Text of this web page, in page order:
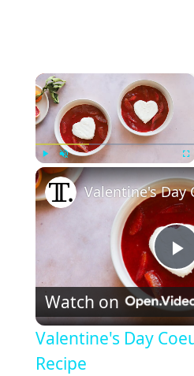
×
Play Unmute
P
l
Watch on
Valentine's Day
Recipe